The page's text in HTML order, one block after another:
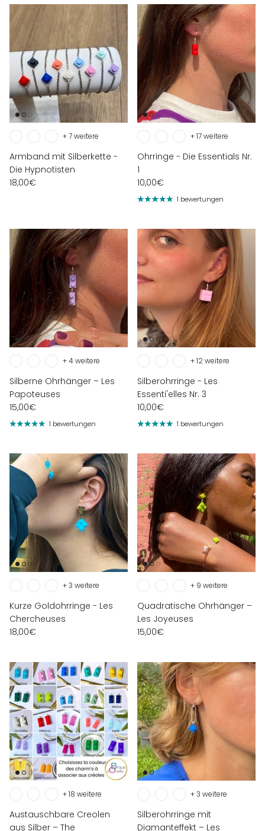
Armband mit Silberkette -
Die Hypnotisten
18,00€
+ 7 weitere
Ohrringe - Die Essentials Nr.
1
10,00€
+ 17 weitere
1 bewertungen
Silberne Ohrhänger – Les
Papoteuses
15,00€
+ 4 weitere
1 bewertungen
Silberohrringe - Les
Essenti'elles Nr. 3
10,00€
+ 12 weitere
1 bewertungen
Kurze Goldohrringe - Les
Chercheuses
18,00€
+ 3 weitere
Quadratische Ohrhänger –
Les Joyeuses
15,00€
+ 9 weitere
Austauschbare Creolen
aus Silber – The
+ 18 weitere
Silberohrringe mit
Diamanteffekt – Les
+ 3 weitere